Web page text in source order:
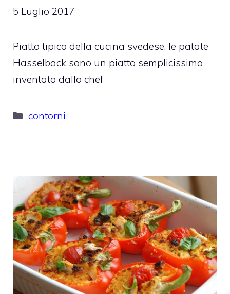
5 Luglio 2017
Piatto tipico della cucina svedese, le patate
Hasselback sono un piatto semplicissimo
inventato dallo chef
Categorie
contorni